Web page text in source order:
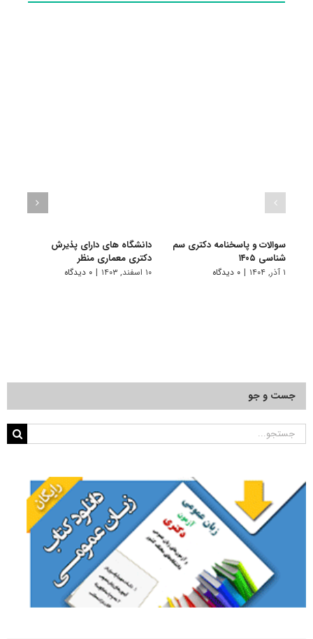
سوالات و پاسخنامه دکتری سم
شناسی ۱۴۰۵
۱ آذر, ۱۴۰۴ | ۰ دیدگاه
دانشگاه های دارای پذیرش
دکتری ﻣﻌﻤﺎری منظر
۱۰ اسفند, ۱۴۰۳ | ۰ دیدگاه
جست و جو
جستجو